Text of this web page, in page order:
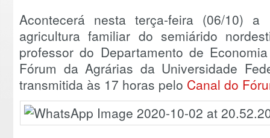
Acontecerá nesta terça-feira (06/10)
agricultura familiar do semiárido
professor do Departamento de
Fórum da Agrárias da Universidade
transmitida às 17 horas pelo Canal do